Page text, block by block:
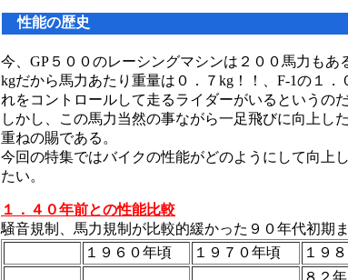
性能の歴史
今、GP５００のレーシングマシンは２００馬力もあ
kgだから馬力あたり重量は０．７kg！！、F-1の１．
れをコントロールして走るライダーがいるというの
しかし、この馬力当然の事ながら一足飛びに向上し
重ねの賜である。
今回の特集ではバイクの性能がどのようにして向上
たい。
１．４０年前との性能比較
騒音規制、馬力規制が比較的緩かった９０年代初期
１９６０年頃
１９７０年頃 １９
８２年